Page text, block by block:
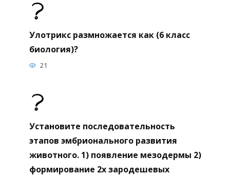
Улотрикс размножается как (6 класс
биология)?
21
Установите последовательность
этапов эмбрионального развития
животного. 1) появление мезодермы 2)
формирование 2х зародешевых